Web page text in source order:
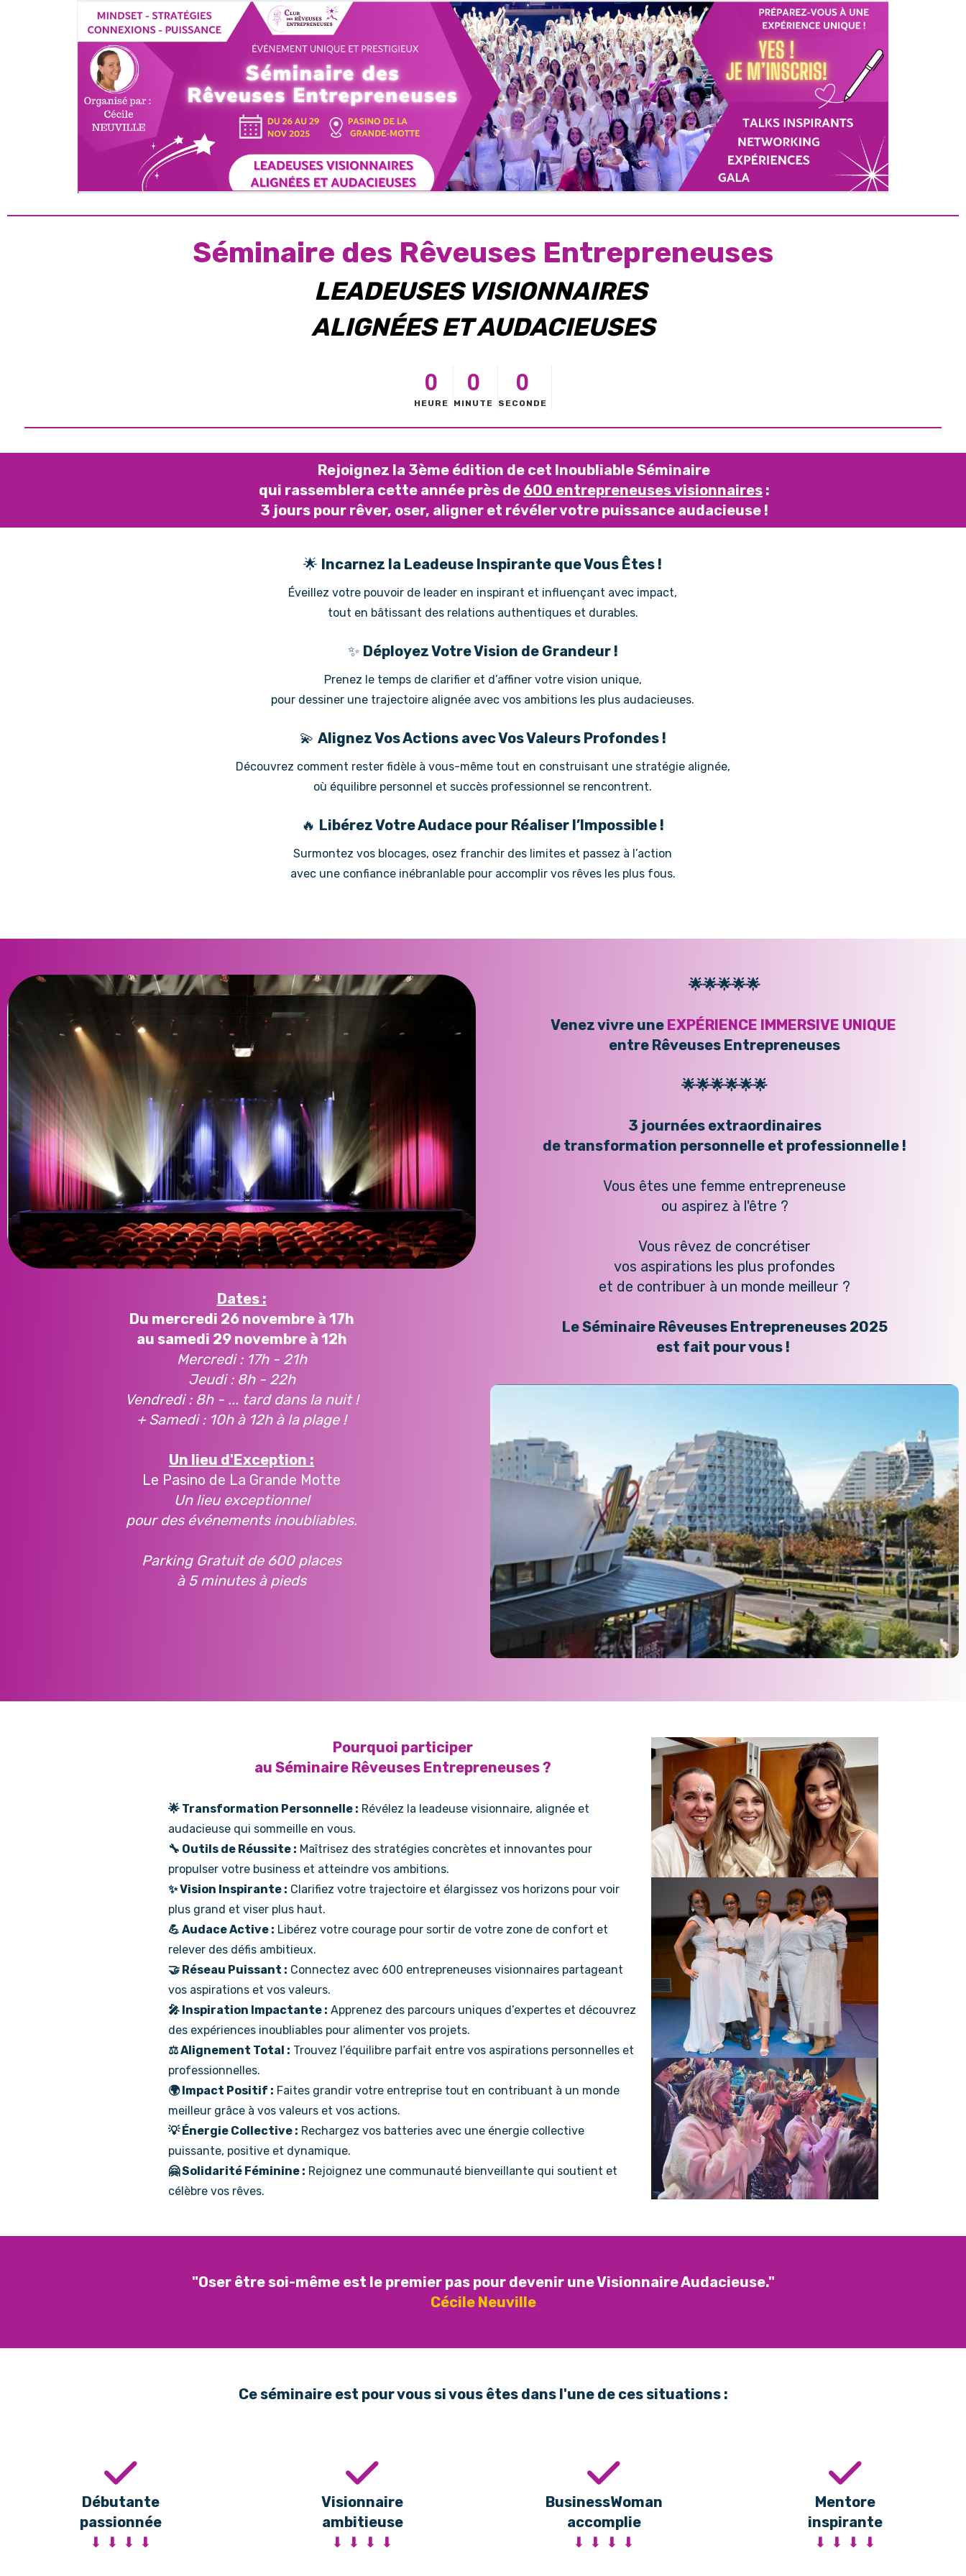
Séminaire des Rêveuses Entrepreneuses
LEADEUSES VISIONNAIRES
ALIGNÉES ET AUDACIEUSES
0
HEURE
0
MINUTE
0
SECONDE
Rejoignez la 3ème édition de cet Inoubliable Séminaire
qui rassemblera cette année près de 600 entrepreneuses visionnaires:
3 jours pour rêver, oser, aligner et révéler votre puissance audacieuse !
🌟 Incarnez la Leadeuse Inspirante que Vous Êtes !
Éveillez votre pouvoir de leader en inspirant et influençant avec impact,
tout en bâtissant des relations authentiques et durables.
✨ Déployez Votre Vision de Grandeur !
Prenez le temps de clarifier et d’affiner votre vision unique,
pour dessiner une trajectoire alignée avec vos ambitions les plus audacieuses.
💫 Alignez Vos Actions avec Vos Valeurs Profondes !
Découvrez comment rester fidèle à vous-même tout en construisant une stratégie alignée,
où équilibre personnel et succès professionnel se rencontrent.
🔥 Libérez Votre Audace pour Réaliser l’Impossible !
Surmontez vos blocages, osez franchir des limites et passez à l’action
avec une confiance inébranlable pour accomplir vos rêves les plus fous.
Dates :
Du mercredi 26 novembre à 17h
au samedi 29 novembre à 12h
Mercredi : 17h - 21h
Jeudi : 8h - 22h
Vendredi : 8h - ... tard dans la nuit !
+ Samedi : 10h à 12h à la plage !
Un lieu d'Exception :
Le Pasino de La Grande Motte
Un lieu exceptionnel
pour des événements inoubliables.
Parking Gratuit de 600 places
à 5 minutes à pieds
🌟🌟🌟🌟🌟
Venez vivre une EXPÉRIENCE IMMERSIVE UNIQUE
entre Rêveuses Entrepreneuses
🌟🌟🌟🌟🌟🌟
3 journées extraordinaires
de transformation personnelle et professionnelle !
Vous êtes une femme entrepreneuse
ou aspirez à l'être ?
Vous rêvez de concrétiser
vos aspirations les plus profondes
et de contribuer à un monde meilleur ?
Le Séminaire Rêveuses Entrepreneuses 2025
est fait pour vous !
Pourquoi participer
au Séminaire Rêveuses Entrepreneuses ?
🌟 Transformation Personnelle : Révélez la leadeuse visionnaire, alignée et
audacieuse qui sommeille en vous.
🔧 Outils de Réussite : Maîtrisez des stratégies concrètes et innovantes pour
propulser votre business et atteindre vos ambitions.
✨ Vision Inspirante : Clarifiez votre trajectoire et élargissez vos horizons pour voir
plus grand et viser plus haut.
💪 Audace Active : Libérez votre courage pour sortir de votre zone de confort et
relever des défis ambitieux.
🤝 Réseau Puissant : Connectez avec 600 entrepreneuses visionnaires partageant
vos aspirations et vos valeurs.
🎤 Inspiration Impactante : Apprenez des parcours uniques d’expertes et découvrez
des expériences inoubliables pour alimenter vos projets.
⚖️ Alignement Total : Trouvez l’équilibre parfait entre vos aspirations personnelles et
professionnelles.
🌍 Impact Positif : Faites grandir votre entreprise tout en contribuant à un monde
meilleur grâce à vos valeurs et vos actions.
💡 Énergie Collective : Rechargez vos batteries avec une énergie collective
puissante, positive et dynamique.
🤗 Solidarité Féminine : Rejoignez une communauté bienveillante qui soutient et
célèbre vos rêves.
"Oser être soi-même est le premier pas pour devenir une Visionnaire Audacieuse."
Cécile Neuville
Ce séminaire est pour vous si vous êtes dans l'une de ces situations :
Débutante
passionnée
⬇ ⬇ ⬇ ⬇
Visionnaire
ambitieuse
⬇ ⬇ ⬇ ⬇
BusinessWoman
accomplie
⬇ ⬇ ⬇ ⬇
Mentore
inspirante
⬇ ⬇ ⬇ ⬇